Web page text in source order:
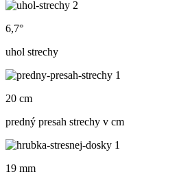
6,7°
uhol strechy
20 cm
predný presah strechy v cm
19 mm